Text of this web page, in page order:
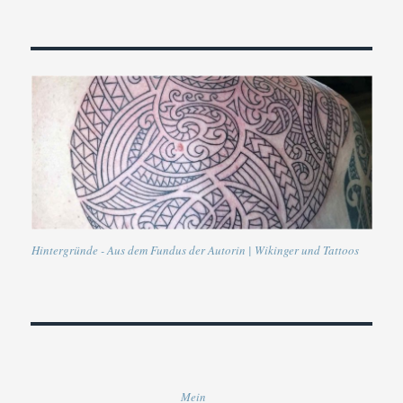
Hintergründe - Aus dem Fundus der Autorin | Wikinger und Tattoos
Mein